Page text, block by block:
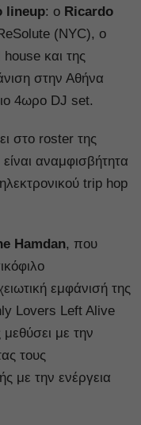
lineup: ο Ricardo
(NYC), ο
και της
στην Αθήνα
4ωρο DJ set.
στο roster της
αναμφισβήτητα
trip hop
Hamdan, που
εμφάνισή της
Lovers Left Alive
με την
τους
με την ενέργεια